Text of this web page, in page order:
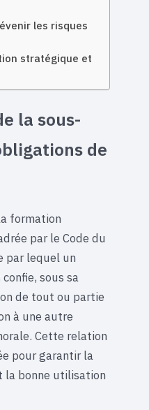
les risques
stratégique et
la sous-
de
formation
par le Code du
par lequel un
sous sa
de tout ou partie
à une autre
Cette relation
pour garantir la
la bonne utilisation